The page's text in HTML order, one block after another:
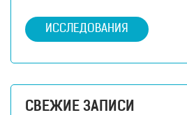
ИССЛЕДОВАНИЯ
СВЕЖИЕ ЗАПИСИ